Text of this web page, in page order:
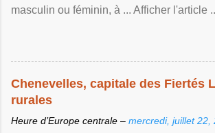
masculin ou féminin, à ... Afficher l'article
Chenevelles, capitale des Fiertés
rurales
Heure d’Europe centrale – mercredi, juillet 22,